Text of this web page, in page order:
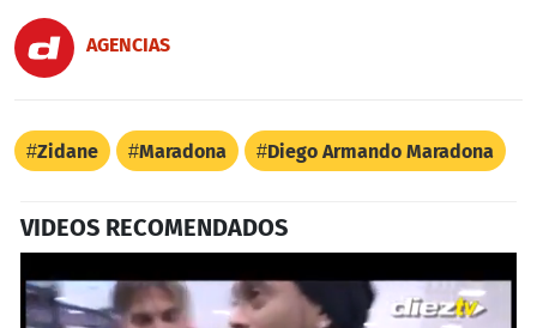
AGENCIAS
Zidane Maradona Diego Armando Maradona
VIDEOS RECOMENDADOS